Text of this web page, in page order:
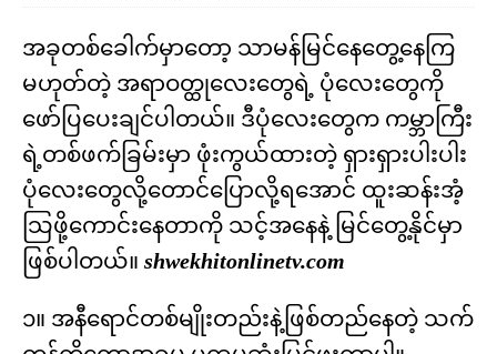
အခုတစ်ခေါက်မှာတော့ သာမန်မြင်နေတွေ့နေကြ
မဟုတ်တဲ့ အရာဝတ္ထုလေးတွေရဲ့ ပုံလေးတွေကို
ဖော်ပြပေးချင်ပါတယ်။ ဒီပုံလေးတွေက ကမ္ဘာကြီး
ရဲ့တစ်ဖက်ခြမ်းမှာ ဖုံးကွယ်ထားတဲ့ ရှားရှားပါးပါး
ပုံလေးတွေလို့တောင်ပြောလို့ရအောင် ထူးဆန်းအံ့
သြဖို့ကောင်းနေတာကို သင့်အနေနဲ့ မြင်တွေ့နိုင်မှာ
ဖြစ်ပါတယ်။ shwekhitonlinetv.com
၁။ အနီရောင်တစ်မျိုးတည်းနဲ့ဖြစ်တည်နေတဲ့ သက်